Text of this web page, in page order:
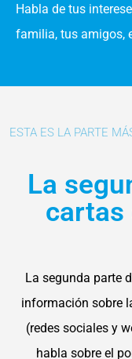
Habla de tus
familia, tus amigos,
ESTA ES LA PARTE
La
cartas
La segunda parte
información sobre
(redes sociales y
habla sobre el